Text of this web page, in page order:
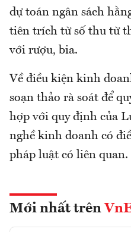
dự toán ngân sách
tiên trích từ số thu từ
với rượu, bia.
Về điều kiện kinh
soạn thảo rà soát để
hợp với quy định của
nghề kinh doanh có
pháp luật có liên quan.
Mới nhất trên